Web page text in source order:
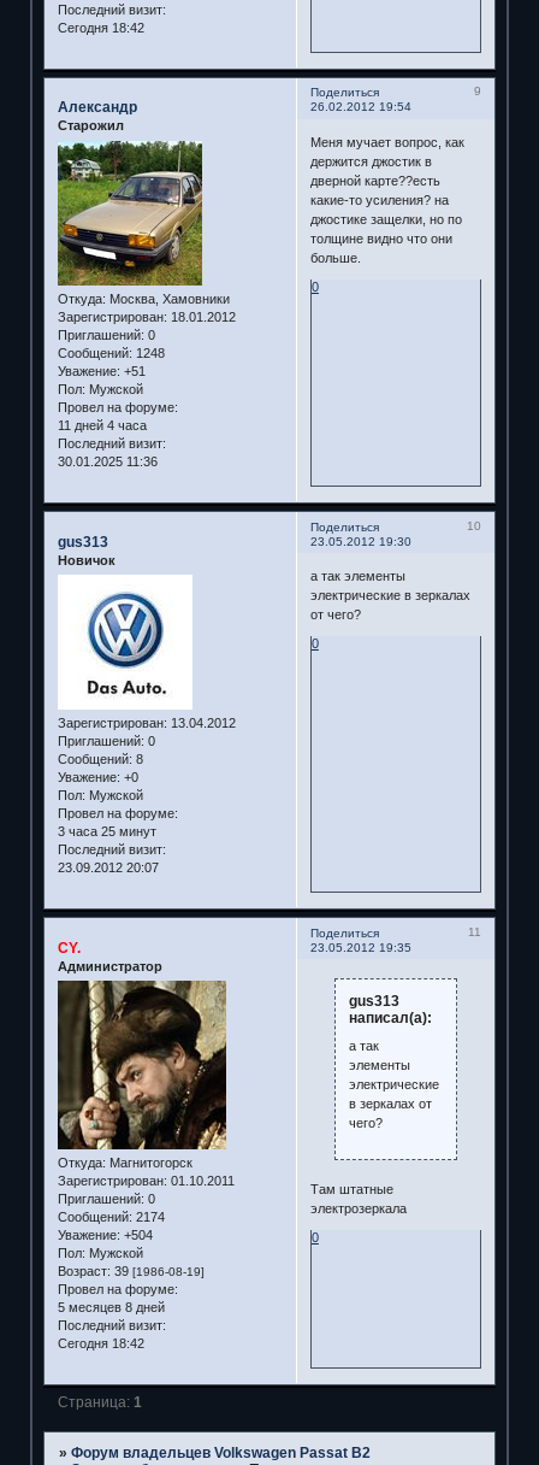
Последний визит:
Сегодня 18:42
Поделиться
9
26.02.2012 19:54
Александр
Старожил
Откуда: Москва, Хамовники
Зарегистрирован: 18.01.2012
Приглашений: 0
Сообщений: 1248
Уважение: +51
Пол: Мужской
Провел на форуме:
11 дней 4 часа
Последний визит:
30.01.2025 11:36
Меня мучает вопрос, как
держится джостик в
дверной карте??есть
какие-то усиления? на
джостике защелки, но по
толщине видно что они
больше.
0
Поделиться
10
23.05.2012 19:30
gus313
Новичок
Зарегистрирован: 13.04.2012
Приглашений: 0
Сообщений: 8
Уважение: +0
Пол: Мужской
Провел на форуме:
3 часа 25 минут
Последний визит:
23.09.2012 20:07
а так элементы
электрические в зеркалах
от чего?
0
Поделиться
11
23.05.2012 19:35
CY.
Администратор
Откуда: Магнитогорск
Зарегистрирован: 01.10.2011
Приглашений: 0
Сообщений: 2174
Уважение: +504
Пол: Мужской
Возраст: 39 [1986-08-19]
Провел на форуме:
5 месяцев 8 дней
Последний визит:
Сегодня 18:42
gus313
написал(а):
а так
элементы
электрические
в зеркалах от
чего?
Там штатные
электрозеркала
0
Страница: 1
» Форум владельцев Volkswagen Passat B2